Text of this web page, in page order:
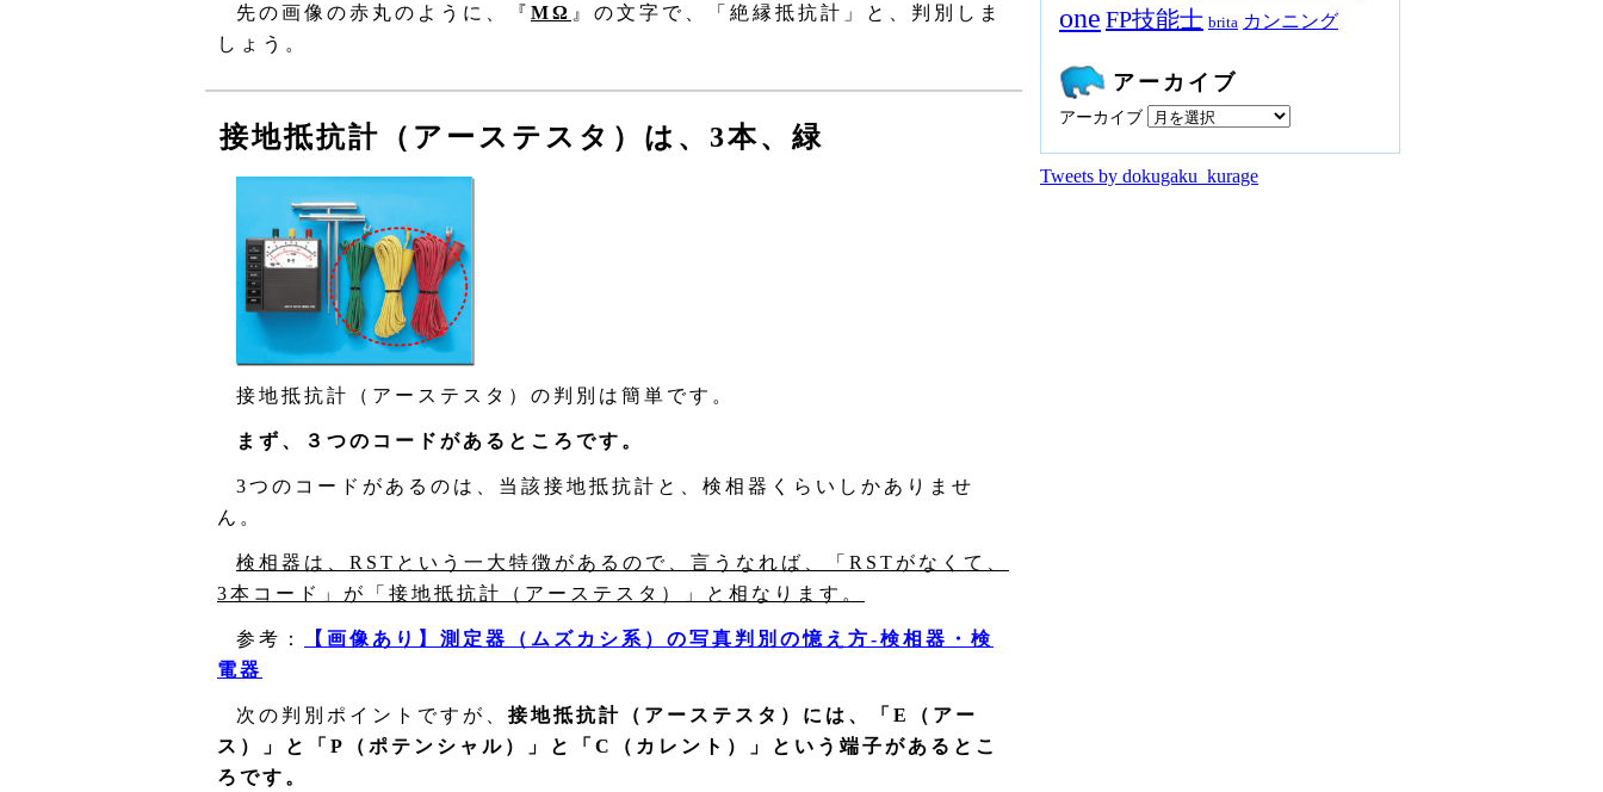
先の画像の赤丸のように、『 MΩ 』の文字で、「絶縁抵抗計」と、判別しま
しょう。
接地抵抗計（アーステスタ）は、3本、緑
接地抵抗計（アーステスタ）の判別は簡単です。
まず、３つのコードがあるところです。
3つのコードがあるのは、当該接地抵抗計と、検相器くらいしかありませ
ん。
検相器は、RSTという一大特徴があるので、言うなれば、「RSTがなくて、
3本コード」が「接地抵抗計（アーステスタ）」と相なります。
参考：
【画像あり】測定器（ムズカシ系）の写真判別の憶え方‐検相器・検
電器
次の判別ポイントですが、 接地抵抗計（アーステスタ）には、「E（アー
ス）」と「P（ポテンシャル）」と「C（カレント）」という端子があるとこ
ろです。
one FP技能士 brita カンニング
アーカイブ
アーカイブ
Tweets by dokugaku_kurage